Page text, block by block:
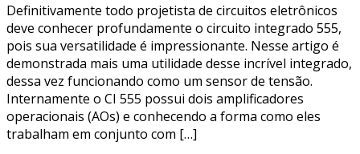
Definitivamente todo projetista de circuitos eletrônicos
deve conhecer profundamente o circuito integrado 555,
pois sua versatilidade é impressionante. Nesse artigo é
demonstrada mais uma utilidade desse incrível integrado,
dessa vez funcionando como um sensor de tensão.
Internamente o CI 555 possui dois amplificadores
operacionais (AOs) e conhecendo a forma como eles
trabalham em conjunto com […]